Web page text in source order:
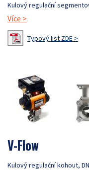
Kulový regulační
Více >
Typový list ZDE >
V-Flow
Kulový regulační kohout,